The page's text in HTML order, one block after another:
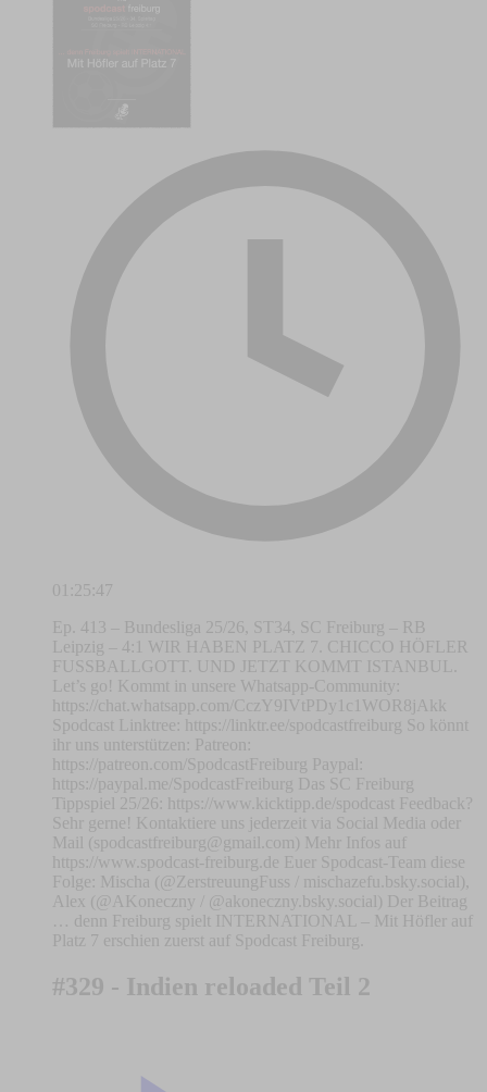
01:25:47
Ep. 413 – Bundesliga 25/26, ST34, SC Freiburg – RB
Leipzig – 4:1 WIR HABEN PLATZ 7. CHICCO HÖFLER
FUSSBALLGOTT. UND JETZT KOMMT ISTANBUL.
Let’s go! Kommt in unsere Whatsapp-Community:
https://chat.whatsapp.com/CczY9IVtPDy1c1WOR8jAkk
Spodcast Linktree: https://linktr.ee/spodcastfreiburg So könnt
ihr uns unterstützen: Patreon:
https://patreon.com/SpodcastFreiburg Paypal:
https://paypal.me/SpodcastFreiburg Das SC Freiburg
Tippspiel 25/26: https://www.kicktipp.de/spodcast Feedback?
Sehr gerne! Kontaktiere uns jederzeit via Social Media oder
Mail (spodcastfreiburg@gmail.com ) Mehr Infos auf
https://www.spodcast-freiburg.de Euer Spodcast-Team diese
Folge: Mischa (@ZerstreuungFuss / mischazefu.bsky.social),
Alex (@AKoneczny / @akoneczny.bsky.social) Der Beitrag
… denn Freiburg spielt INTERNATIONAL – Mit Höfler auf
Platz 7 erschien zuerst auf Spodcast Freiburg.
#329 - Indien reloaded Teil 2